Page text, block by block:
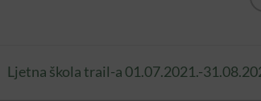
Ljetna škola trail-a 01.07.2021.-